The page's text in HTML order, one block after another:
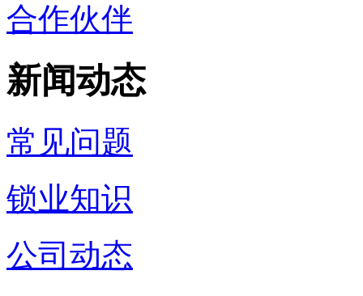
合作伙伴
新闻动态
常见问题
锁业知识
公司动态